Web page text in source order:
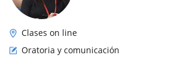
Clases on line
Oratoria y comunicación